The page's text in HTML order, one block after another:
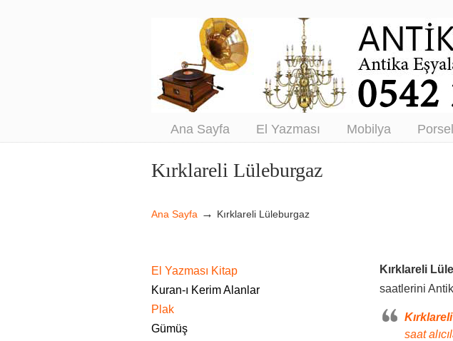
Antikacı –
Satım
Ana Sayfa El Yazması Mobilya
Navigation
Kırklareli Lüleburgaz
Ana Sayfa → Kırklareli Lüleburgaz
Kırklareli
saatlerini
saat
El Yazması Kitap
Kuran-ı Kerim Alanlar
Plak
Gümüş